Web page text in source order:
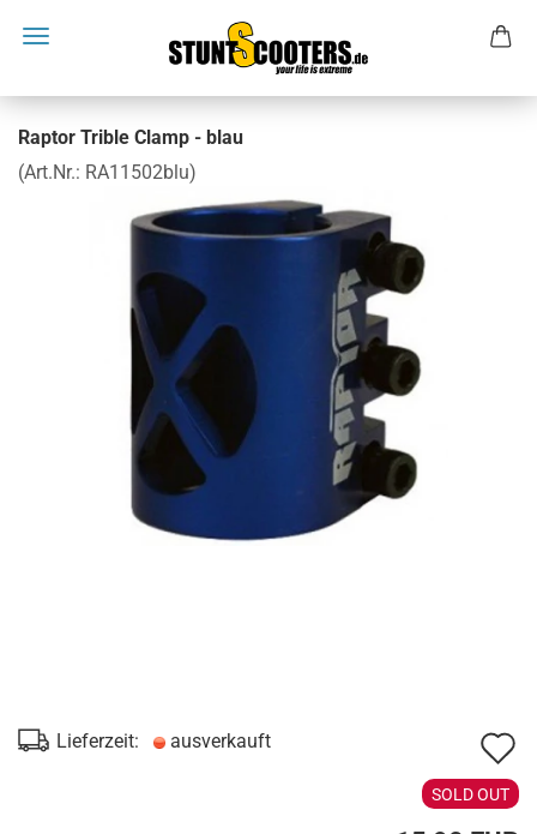
Raptor Trible Clamp - blau
(Art.Nr.: RA11502blu)
Lieferzeit: ausverkauft
SOLD OUT